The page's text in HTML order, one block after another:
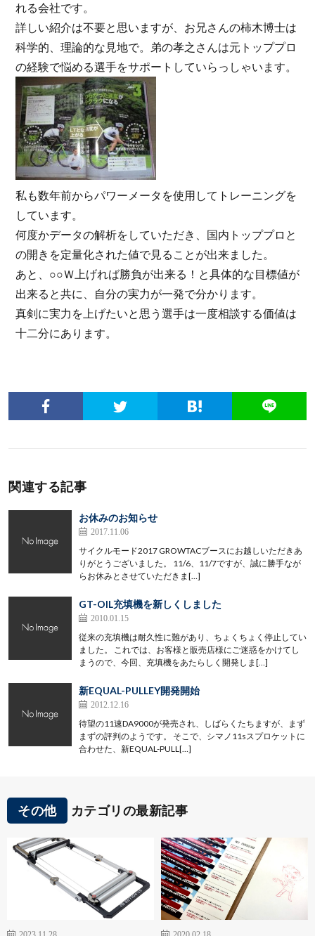
れる会社です。
詳しい紹介は不要と思いますが、お兄さんの柿木博士は
科学的、理論的な見地で。弟の孝之さんは元トッププロ
の経験で悩める選手をサポートしていらっしゃいます。
私も数年前からパワーメータを使用してトレーニングを
しています。
何度かデータの解析をしていただき、国内トッププロと
の開きを定量化された値で見ることが出来ました。
あと、○○Ｗ上げれば勝負が出来る！と具体的な目標値が
出来ると共に、自分の実力が一発で分かります。
真剣に実力を上げたいと思う選手は一度相談する価値は
十二分にあります。
関連する記事
お休みのお知らせ
2017.11.06
サイクルモード2017 GROWTACブースにお越しいただきあ
りがとうございました。 11/6、11/7ですが、誠に勝手なが
らお休みとさせていただきま[…]
GT-OIL充填機を新しくしました
2010.01.15
従来の充填機は耐久性に難があり、ちょくちょく停止してい
ました。 これでは、お客様と販売店様にご迷惑をかけてし
まうので、今回、充填機をあたらしく開発しま[…]
新EQUAL-PULLEY開発開始
2012.12.16
待望の11速DA9000が発売され、しばらくたちますが、まず
まずの評判のようです。 そこで、シマノ11sスプロケットに
合わせた、新EQUAL-PULL[…]
その他 カテゴリの最新記事
2023.11.28 2020.02.18